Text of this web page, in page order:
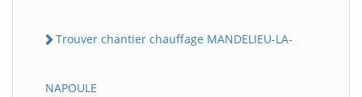
Trouver chantier chauffage MANDELIEU-LA-
NAPOULE